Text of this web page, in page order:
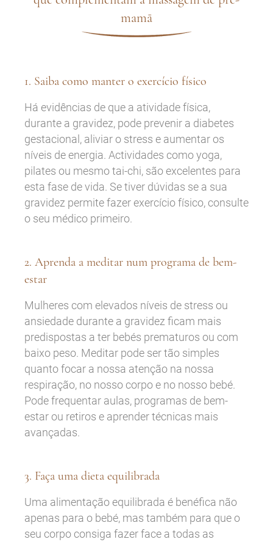
mamã
1. Saiba como manter o exercício físico
Há evidências de que a atividade física,
durante a gravidez, pode prevenir a diabetes
gestacional, aliviar o stress e aumentar os
níveis de energia. Actividades como yoga,
pilates ou mesmo tai-chi, são excelentes para
esta fase de vida. Se tiver dúvidas se a sua
gravidez permite fazer exercício físico, consulte
o seu médico primeiro.
2. Aprenda a meditar num programa de bem-
estar
Mulheres com elevados níveis de stress ou
ansiedade durante a gravidez ficam mais
predispostas a ter bebés prematuros ou com
baixo peso. Meditar pode ser tão simples
quanto focar a nossa atenção na nossa
respiração, no nosso corpo e no nosso bebé.
Pode frequentar aulas, programas de bem-
estar ou retiros e aprender técnicas mais
avançadas.
3. Faça uma dieta equilibrada
Uma alimentação equilibrada é benéfica não
apenas para o bebé, mas também para que o
seu corpo consiga fazer face a todas as